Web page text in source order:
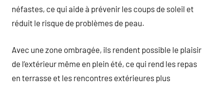
néfastes, ce qui aide à prévenir les coups de soleil et
réduit le risque de problèmes de peau.
Avec une zone ombragée, ils rendent possible le plaisir
de l’extérieur même en plein été, ce qui rend les repas
en terrasse et les rencontres extérieures plus